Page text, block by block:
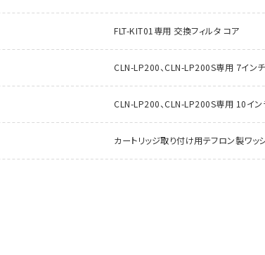
FLT-KIT01専用 交換フィルタ コア
CLN-LP200、CLN-LP200S専用 7イン
CLN-LP200、CLN-LP200S専用 10イン
カートリッジ取り付け用テフロン製ワッ